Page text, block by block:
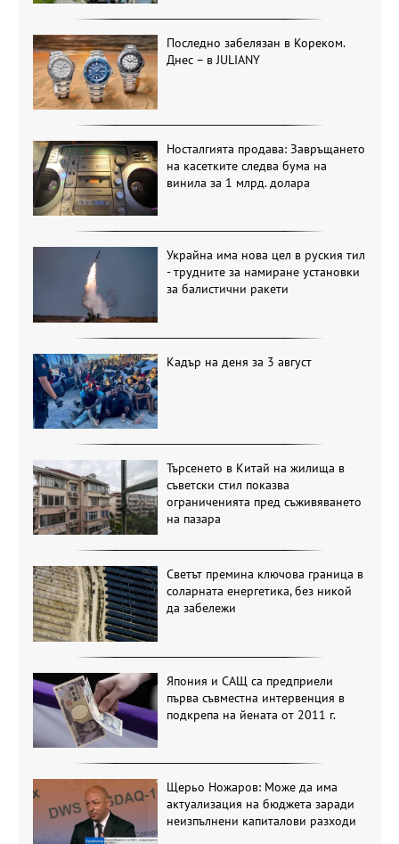
Последно забелязан в Кореком.
Днес – в JULIANY
Носталгията продава: Завръщането
на касетките следва бума на
винила за 1 млрд. долара
Украйна има нова цел в руския тил
- трудните за намиране установки
за балистични ракети
Кадър на деня за 3 август
Търсенето в Китай на жилища в
съветски стил показва
ограниченията пред съживяването
на пазара
Светът премина ключова граница в
соларната енергетика, без никой
да забележи
Япония и САЩ са предприели
първа съвместна интервенция в
подкрепа на йената от 2011 г.
Щерьо Ножаров: Може да има
актуализация на бюджета заради
неизпълнени капиталови разходи